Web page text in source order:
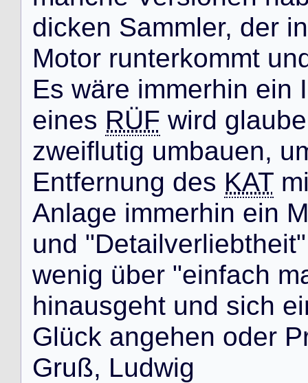
dicken Sammler, der in
Motor runterkommt un
Es wäre immerhin ein I
eines RÜF wird glaube
zweiflutig umbauen, u
Entfernung des KAT m
Anlage immerhin ein M
und "Detailverliebtheit"
wenig über "einfach m
hinausgeht und sich ei
Glück angehen oder P
Gruß, Ludwig